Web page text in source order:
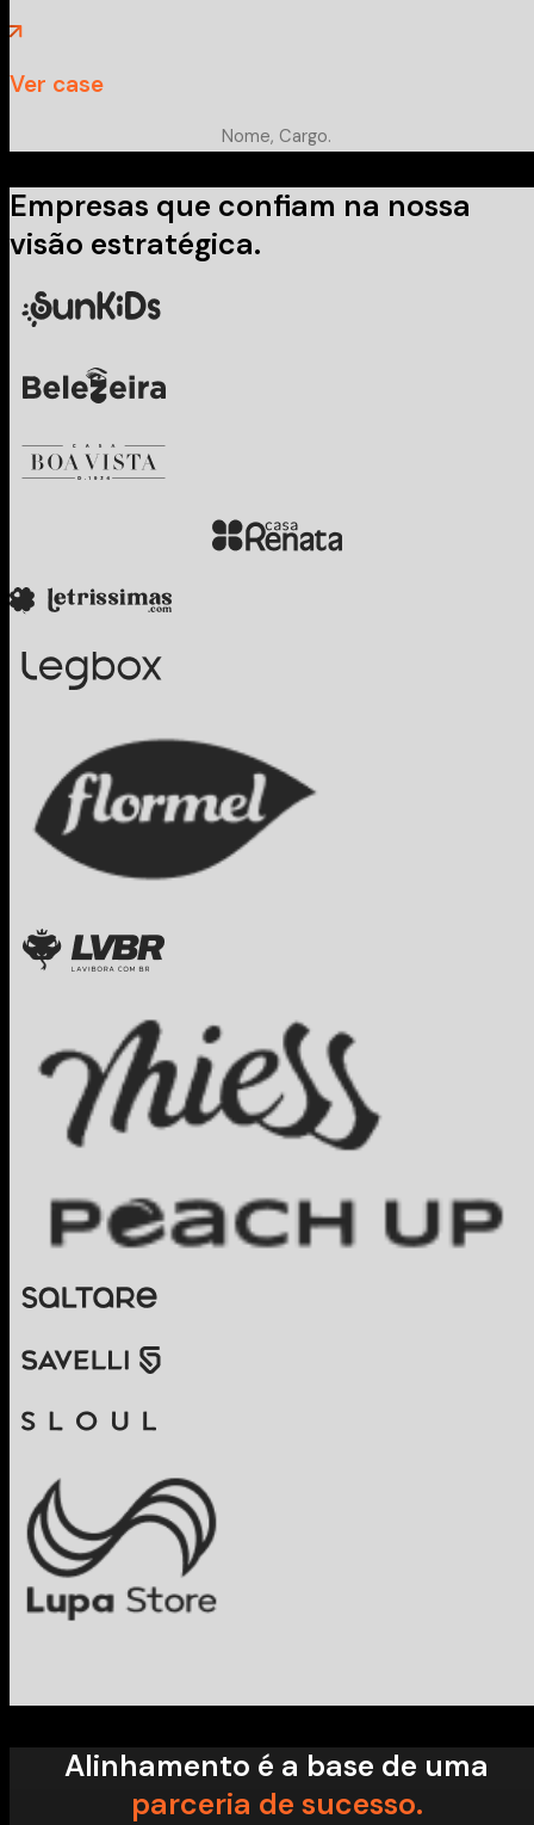
Ver case
Nome, Cargo.
Empresas que confiam na nossa
visão estratégica.
Alinhamento é a base de uma
parceria de sucesso.